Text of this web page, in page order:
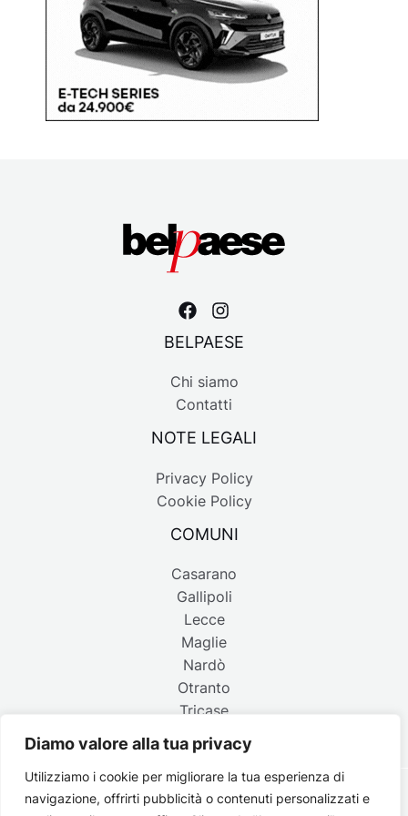
Diamo valore alla tua privacy
Utilizziamo i cookie per migliorare la tua esperienza di
navigazione, offrirti pubblicità o contenuti personalizzati e
BELPAESE
Chi siamo
Contatti
NOTE LEGALI
Privacy Policy
Cookie Policy
COMUNI
Casarano
Gallipoli
Lecce
Maglie
Nardò
Otranto
Tricase
Copyright © 2026 Belpaese | Periodico d'informazione del